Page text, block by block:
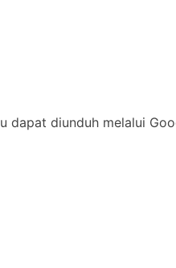
diunduh melalui